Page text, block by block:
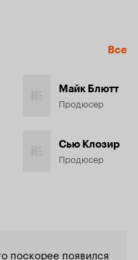
Все
Майк Блютт
Продюсер
Сью Клозир
Продюсер
поскорее появился